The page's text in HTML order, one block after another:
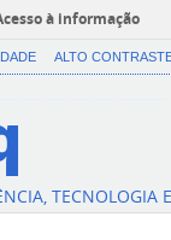
à informação
ALTO
TECNOLOGIA